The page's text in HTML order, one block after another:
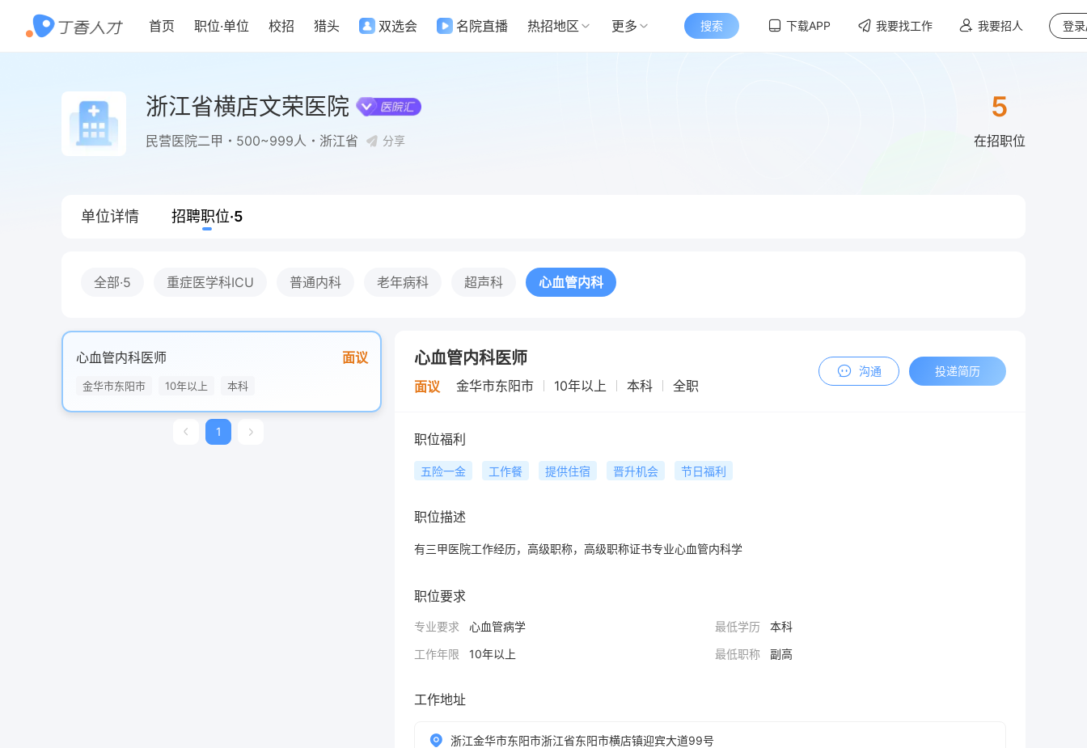
首页 职位·单位 校招 猎头 双选会 名院直播 热招地区 更多 搜索 下载APP 我要找工作 我要招人 登
浙江省横店文荣医院
民营医院二甲 500~999人 浙江省 分享
5
在招职位
单位详情 招聘职位·5
全部·5 重症医学科ICU 普通内科 老年病科 超声科 心血管内科
心血管内科医师 面议
金华市东阳市 10年以上 本科
1
心血管内科医师
面议 金华市东阳市 10年以上 本科 全职
沟通 投递简历
职位福利
五险一金 工作餐 提供住宿 晋升机会 节日福利
职位描述
有三甲医院工作经历，高级职称，高级职称证书专业心血管内科学
职位要求
专业要求 心血管病学 最低学历
本科
工作年限
10年以上 最低职称 副高
工作地址
浙江金华市东阳市浙江省东阳市横店镇迎宾大道99号